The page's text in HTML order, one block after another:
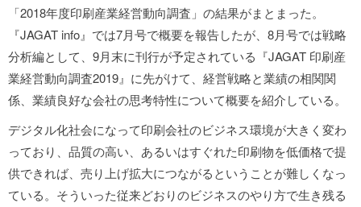
「2018年度印刷産業経営動向調査」の結果がまとまった。
『JAGAT info』では7月号で概要を報告したが、8月号では戦略
分析編として、9月末に刊行が予定されている『JAGAT 印刷産
業経営動向調査2019』に先がけて、経営戦略と業績の相関関
係、業績良好な会社の思考特性について概要を紹介している。
デジタル化社会になって印刷会社のビジネス環境が大きく変わ
っており、品質の高い、あるいはすぐれた印刷物を低価格で提
供できれば、売り上げ拡大につながるということが難しくなっ
ている。そういった従来どおりのビジネスのやり方で生き残る